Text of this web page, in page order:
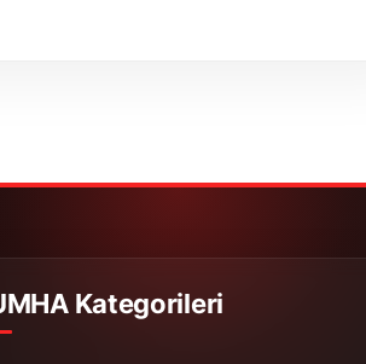
Kategorileri